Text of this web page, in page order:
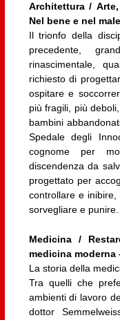
Architettura / A
Nel bene e nel
Il trionfo della
precedente,
rinascimentale,
richiesto di
ospitare e
più fragili, più
bambini
Spedale degli
cognome per
discendenza da
progettato per
controllare e
sorvegliare e punire.
Medicina /
medicina moderna
La storia della
Tra quelli che
ambienti di lavoro
dottor